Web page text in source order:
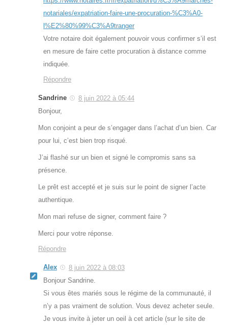
notariales/expatriation-faire-une-procuration-%C3%A0-
l%E2%80%99%C3%A9tranger
Votre notaire doit également pouvoir vous confirmer s’il est
en mesure de faire cette procuration à distance comme
indiquée.
Répondre
Sandrine
8 juin 2022 à 05:44
Bonjour,
Mon conjoint a peur de s’engager dans l’achat d’un bien. Car
pour lui, c’est bien trop risqué.
J’ai flashé sur un bien et signé le compromis sans sa
présence.
Le prêt est accepté et je suis sur le point de signer l’acte
authentique.
Mon mari refuse de signer, comment faire ?
Merci pour votre réponse.
Répondre
Alex
8 juin 2022 à 08:03
Bonjour Sandrine.
Si vous êtes mariés sous le régime de la communauté, il
n’y a pas vraiment de solution. Vous devez acheter seule.
Je vous invite à jeter un oeil à cet article (sur le site de